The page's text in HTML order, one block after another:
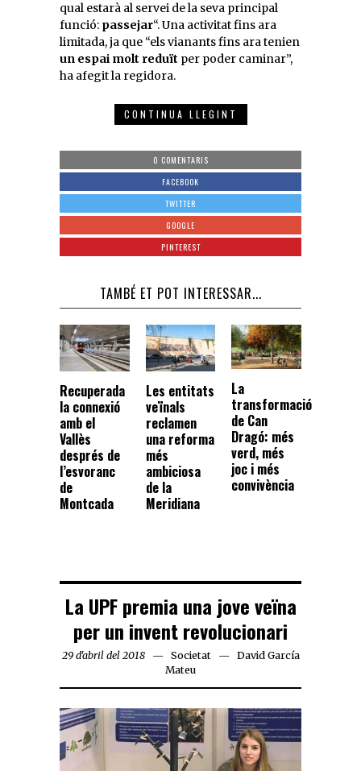
qual estarà al servei de la seva principal
funció: passejar“. Una activitat fins ara
limitada, ja que “els vianants fins ara tenien
un espai molt reduït per poder caminar”,
ha afegit la regidora.
CONTINUA LLEGINT
0 COMENTARIS
FACEBOOK
TWITTER
GOOGLE
PINTEREST
TAMBÉ ET POT INTERESSAR...
Recuperada
la connexió
amb el
Vallès
després de
l’esvoranc
de
Montcada
Les entitats
veïnals
reclamen
una reforma
més
ambiciosa
de la
Meridiana
La
transformació
de Can
Dragó: més
verd, més
joc i més
convivència
La UPF premia una jove veïna
per un invent revolucionari
29 d'abril del 2018 Societat
David García
Mateu